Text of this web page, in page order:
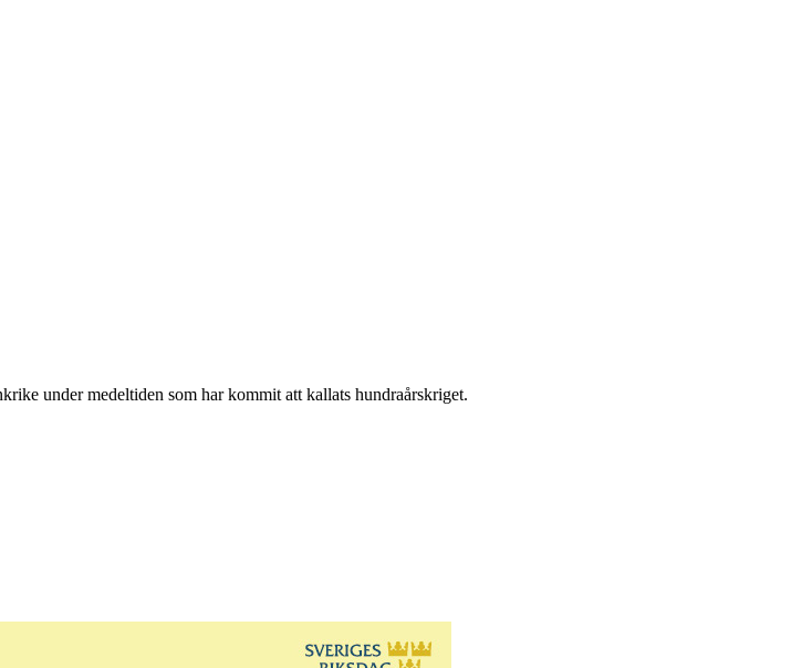
under medeltiden som har kommit att kallats hundraårskriget.